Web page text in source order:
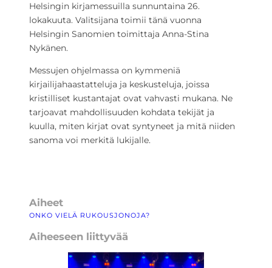
Helsingin kirjamessuilla sunnuntaina 26.
lokakuuta. Valitsijana toimii tänä vuonna
Helsingin Sanomien toimittaja Anna-Stina
Nykänen.
Messujen ohjelmassa on kymmeniä
kirjailijahaastatteluja ja keskusteluja, joissa
kristilliset kustantajat ovat vahvasti mukana. Ne
tarjoavat mahdollisuuden kohdata tekijät ja
kuulla, miten kirjat ovat syntyneet ja mitä niiden
sanoma voi merkitä lukijalle.
Aiheet
ONKO VIELÄ RUKOUSJONOJA?
Aiheeseen liittyvää